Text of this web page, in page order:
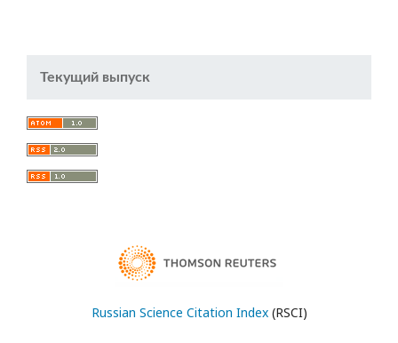
Текущий выпуск
Russian Science Citation Index(RSCI)